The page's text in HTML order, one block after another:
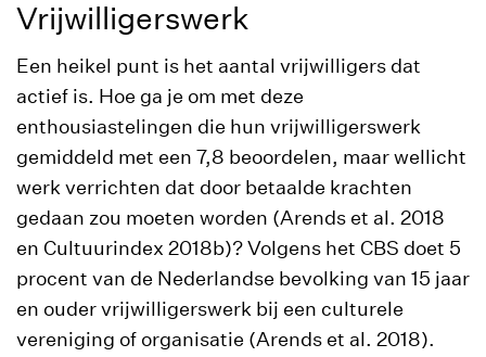
Vrijwilligerswerk
Een heikel punt is het aantal vrijwilligers dat
actief is. Hoe ga je om met deze
enthousiastelingen die hun vrijwilligerswerk
gemiddeld met een 7,8 beoordelen, maar wellicht
werk verrichten dat door betaalde krachten
gedaan zou moeten worden (Arends et al. 2018
en Cultuurindex 2018b)? Volgens het CBS doet 5
procent van de Nederlandse bevolking van 15 jaar
en ouder vrijwilligerswerk bij een culturele
vereniging of organisatie (Arends et al. 2018).